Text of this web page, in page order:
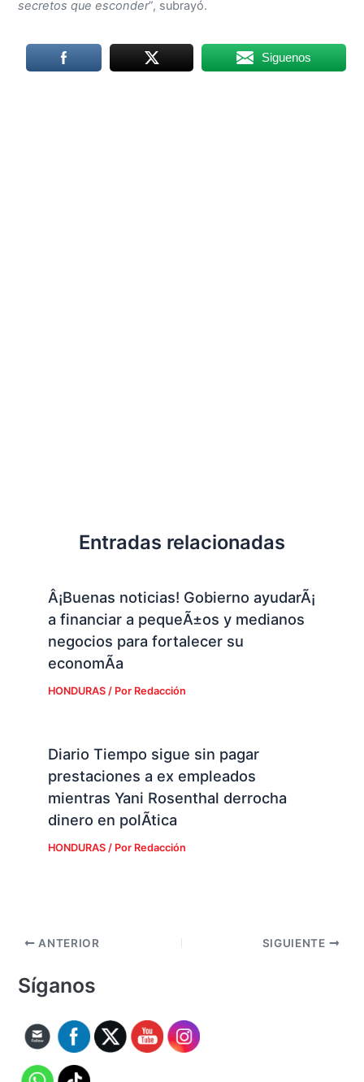
secretos que esconder”, subrayó.
Siguenos
Entradas relacionadas
Â¡Buenas noticias! Gobierno ayudarÃ¡
a financiar a pequeÃ±os y medianos
negocios para fortalecer su
economÃ­a
HONDURAS/ Por Redacción
Diario Tiempo sigue sin pagar
prestaciones a ex empleados
mientras Yani Rosenthal derrocha
dinero en polÃ­tica
HONDURAS/ Por Redacción
ANTERIOR SIGUIENTE
Síganos